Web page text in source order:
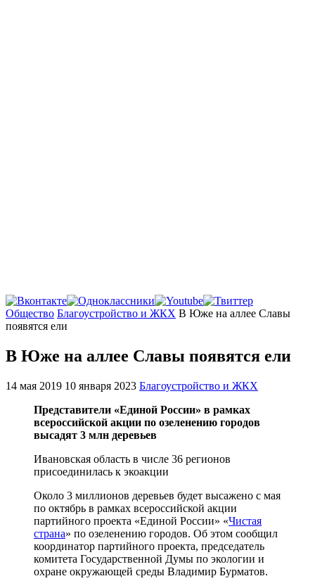
Главная
Общество Благоустройство и ЖКХ В Юже на аллее Славы
появятся ели
В Юже на аллее Славы появятся ели
14 мая 2019 10 января 2023 Благоустройство и ЖКХ
Представители «Единой России» в рамках
всероссийской акции по озеленению городов
высадят 3 млн деревьев
Ивановская область в числе 36 регионов
присоединилась к экоакции
Около 3 миллионов деревьев будет высажено с мая
по октябрь в рамках всероссийской акции
партийного проекта «Единой России» «Чистая
страна» по озеленению городов. Об этом сообщил
координатор партийного проекта, председатель
комитета Государственной Думы по экологии и
охране окружающей среды Владимир Бурматов.